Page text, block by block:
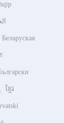
Беларуская
ខ្មែរ